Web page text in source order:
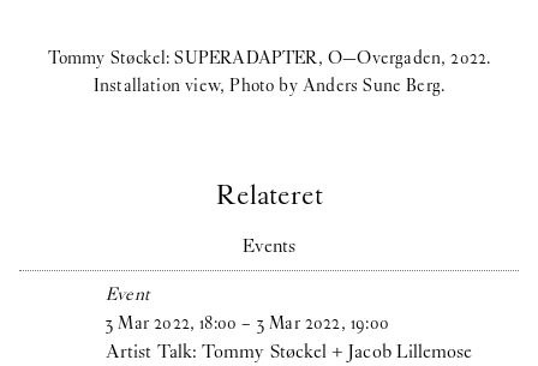
Tommy Støckel: SUPERADAPTER, O—Overgaden, 2022.
Installation view, Photo by Anders Sune Berg.
Relateret
Events
Event
3 Mar 2022,18:00 – 3 Mar 2022, 19:00
Artist Talk: Tommy Støckel + Jacob Lillemose